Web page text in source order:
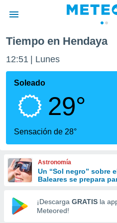
de
ha
calidad.
a este
las
y
forma
digital
basada
Tiempo en Hendaya
12:51 Lunes
Soleado
29°
Sensación de 28°
Astronomía
Un “Sol negro” sobre
Baleares se prepara
¡Descarga GRATIS la
Meteored!